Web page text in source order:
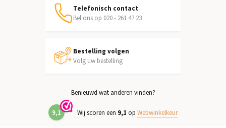
Telefonisch contact
Bel ons op 020 - 261 47 23
Bestelling volgen
Volg uw bestelling
Benieuwd wat anderen vinden?
9,1 Wij scoren een 9,1 op Webwinkelkeur